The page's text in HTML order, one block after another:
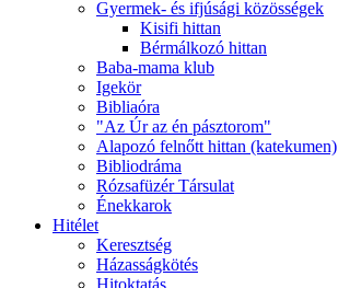
Gyermek- és ifjúsági közösségek
Kisifi hittan
Bérmálkozó hittan
Baba-mama klub
Igekör
Bibliaóra
"Az Úr az én pásztorom"
Alapozó felnőtt hittan (katekumen)
Bibliodráma
Rózsafüzér Társulat
Énekkarok
Hitélet
Keresztség
Házasságkötés
Hitoktatás